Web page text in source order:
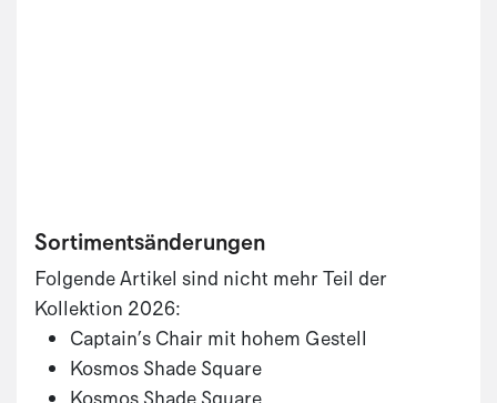
Sortimentsänderungen
Folgende Artikel sind nicht mehr Teil der
Kollektion 2026:
Captain’s Chair mit hohem Gestell
Kosmos Shade Square
Kosmos Shade Square